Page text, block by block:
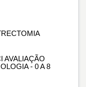
AVALIAÇÃO
- 0 A 8